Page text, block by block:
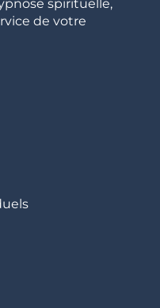
spirituelle,
de votre